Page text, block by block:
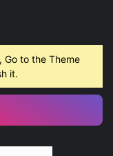
Go to the Theme
it.